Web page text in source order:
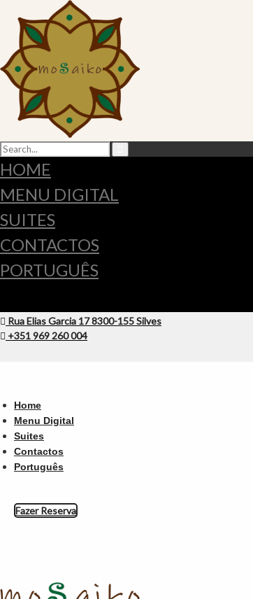
HOME
MENU DIGITAL
SUITES
CONTACTOS
PORTUGUÊS
Rua Elias Garcia 17 8300-155 Silves
+351 969 260 004
Home
Menu Digital
Suites
Contactos
Português
Fazer Reserva